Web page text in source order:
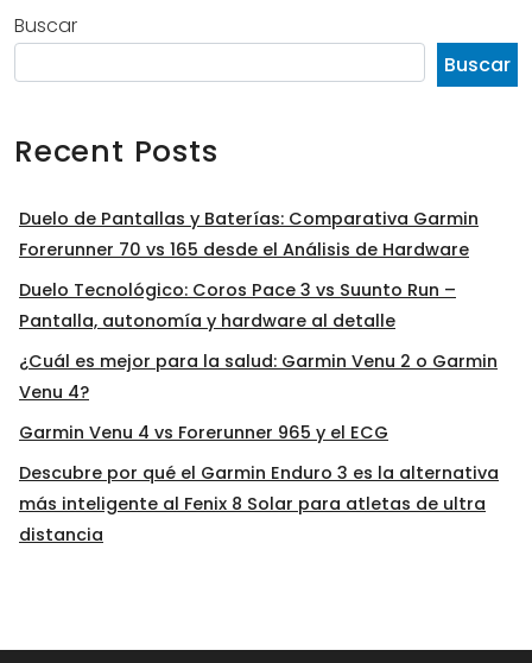
Buscar
Buscar
Recent Posts
Duelo de Pantallas y Baterías: Comparativa Garmin
Forerunner 70 vs 165 desde el Análisis de Hardware
Duelo Tecnológico: Coros Pace 3 vs Suunto Run –
Pantalla, autonomía y hardware al detalle
¿Cuál es mejor para la salud: Garmin Venu 2 o Garmin
Venu 4?
Garmin Venu 4 vs Forerunner 965 y el ECG
Descubre por qué el Garmin Enduro 3 es la alternativa
más inteligente al Fenix 8 Solar para atletas de ultra
distancia